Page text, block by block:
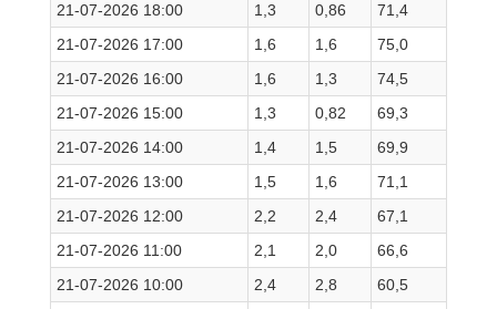
21-07-2026 18:00
1,3 0,86
71,4
21-07-2026 17:00
1,6 1,6
75,0
21-07-2026 16:00
1,6 1,3
74,5
21-07-2026 15:00
1,3 0,82
69,3
21-07-2026 14:00
1,4 1,5
69,9
21-07-2026 13:00
1,5 1,6
71,1
21-07-2026 12:00
2,2 2,4
67,1
21-07-2026 11:00
2,1 2,0
66,6
21-07-2026 10:00
2,4 2,8
60,5